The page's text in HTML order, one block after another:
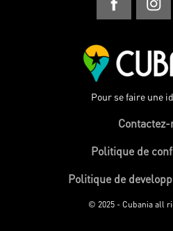
Pour se faire une
Politique de
Politique de
© 2025 - Cubania all